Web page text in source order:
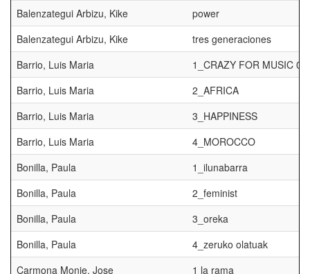
Balenzategui Arbizu, Kike
power
Balenzategui Arbizu, Kike
tres generaciones
Barrio, Luis Maria
1_CRAZY FOR MUSIC 01
Barrio, Luis Maria
2_AFRICA
Barrio, Luis Maria
3_HAPPINESS
Barrio, Luis Maria
4_MOROCCO
Bonilla, Paula
1_ilunabarra
Bonilla, Paula
2_feminist
Bonilla, Paula
3_oreka
Bonilla, Paula
4_zeruko olatuak
Carmona Monje, Jose
1 la rama